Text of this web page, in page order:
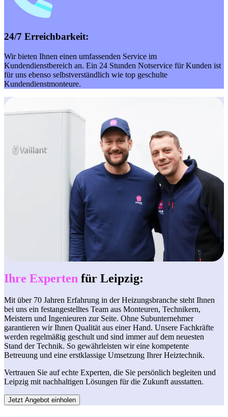
24/7 Erreichbarkeit:
Wir bieten Ihnen einen umfassenden Service im
Kundendienstbereich an. Ein 24 Stunden Notservice für Kunden ist
für uns ebenso selbstverständlich wie top geschulte
Kundendienstmonteure.
Ihre Experten für Leipzig:
Mit über 70 Jahren Erfahrung in der Heizungsbranche steht Ihnen
bei uns ein festangestelltes Team aus Monteuren, Technikern,
Meistern und Ingenieuren zur Seite. Ohne Subunternehmer
garantieren wir Ihnen Qualität aus einer Hand. Unsere Fachkräfte
werden regelmäßig geschult und sind immer auf dem neuesten
Stand der Technik. So gewährleisten wir eine kompetente
Betreuung und eine erstklassige Umsetzung Ihrer Heiztechnik.
Vertrauen Sie auf echte Experten, die Sie persönlich begleiten und
Leipzig mit nachhaltigen Lösungen für die Zukunft ausstatten.
Jetzt Angebot einholen